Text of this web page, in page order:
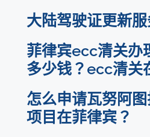
大陆驾驶证更新
菲律宾ecc清关办
多少钱？ecc清关
怎么申请瓦努阿
项目在菲律宾？